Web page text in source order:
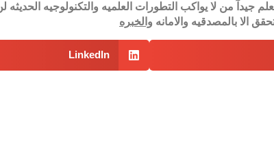
جيدآ من لا يواكب التطورات العلميه والتكنولوجيه
الا بالمصدقيه والامانه والخبره
LinkedIn